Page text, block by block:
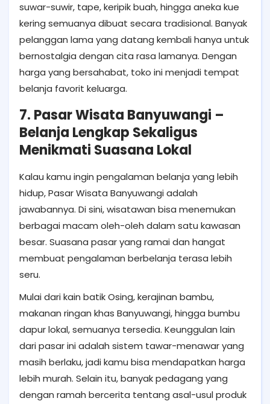
suwar-suwir, tape, keripik buah, hingga aneka kue
kering semuanya dibuat secara tradisional. Banyak
pelanggan lama yang datang kembali hanya untuk
bernostalgia dengan cita rasa lamanya. Dengan
harga yang bersahabat, toko ini menjadi tempat
belanja favorit keluarga.
7. Pasar Wisata Banyuwangi –
Belanja Lengkap Sekaligus
Menikmati Suasana Lokal
Kalau kamu ingin pengalaman belanja yang lebih
hidup, Pasar Wisata Banyuwangi adalah
jawabannya. Di sini, wisatawan bisa menemukan
berbagai macam oleh-oleh dalam satu kawasan
besar. Suasana pasar yang ramai dan hangat
membuat pengalaman berbelanja terasa lebih
seru.
Mulai dari kain batik Osing, kerajinan bambu,
makanan ringan khas Banyuwangi, hingga bumbu
dapur lokal, semuanya tersedia. Keunggulan lain
dari pasar ini adalah sistem tawar-menawar yang
masih berlaku, jadi kamu bisa mendapatkan harga
lebih murah. Selain itu, banyak pedagang yang
dengan ramah bercerita tentang asal-usul produk